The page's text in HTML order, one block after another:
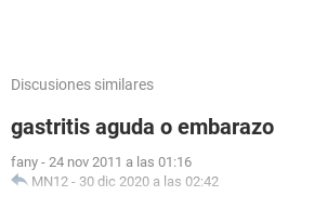
Discusiones similares
gastritis aguda o embarazo
fany - 24 nov 2011 a las 01:16
MN12 - 30 dic 2020 a las 02:42